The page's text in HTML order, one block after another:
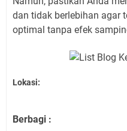
dan tidak berlebihan agar
optimal tanpa efek
Lokasi:
Berbagi :